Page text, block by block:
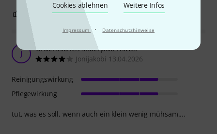
Cookies ablehnen Weitere Infos
Impressum · Datenschutzhinweise
0 BEWERTUNG MELDEN
J ordentliches Silberputzmittel
Jonijakobi 13.04.2026
tut, was es soll, wenn auch ein klein wenig mühsam....
Reinigungswirkung
Pflegewirkung